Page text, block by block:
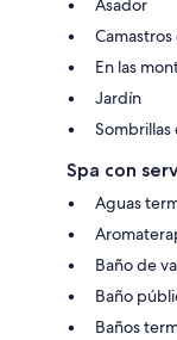
Asador
En las
Jardín
Sombrillas
Spa con
Aguas
Baño de
Baño
Baños